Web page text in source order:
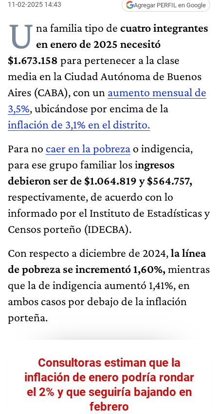
11-02-2025 14:43 Agregar PERFIL en Google
U na familia tipo de cuatro integrantes
en enero de 2025 necesitó
$1.673.158 para pertenecer a la clase
media en la Ciudad Autónoma de Buenos
Aires (CABA), con un aumento mensual de
3,5%, ubicándose por encima de la
inflación de 3,1% en el distrito.
Para no caer en la pobreza o indigencia,
para ese grupo familiar los ingresos
debieron ser de $1.064.819 y $564.757,
respectivamente, de acuerdo con lo
informado por el Instituto de Estadísticas y
Censos porteño (IDECBA).
Con respecto a diciembre de 2024,la línea
de pobreza se incrementó 1,60%,mientras
que la de indigencia aumentó 1,41%, en
ambos casos por debajo de la inflación
porteña.
Consultoras estiman que la
inflación de enero podría rondar
el 2% y que seguiría bajando en
febrero